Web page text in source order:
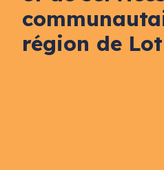
région de